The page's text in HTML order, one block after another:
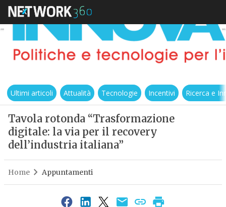
Ultimi articoli Attualità Tecnologie Incentivi Ricerca e
Tavola rotonda “Trasformazione
digitale: la via per il recovery
dell’industria italiana”
Home Appuntamenti